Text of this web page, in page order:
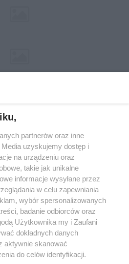
serwisie nie może być powielany i
w jakikolwiek sposób (w
na jakimkolwiek polu
włącznie z umieszczaniem w
właściciela praw. Jakiekolwiek użycie lub
lub w części z naruszeniem prawa,
zabronione pod groźbą kary i może być
partnerów oraz inne
uzyskujemy dostęp i
na urządzeniu oraz
takie jak unikalne
informacje wysyłane przez
w celu zapewniania
wybór spersonalizowanych
badanie odbiorców oraz
Użytkownika my i Zaufani
dokładnych danych
aktywnie skanować
do celów identyfikacji.